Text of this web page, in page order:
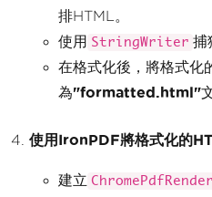
ileAsPdf(
        pdf
. SaveAs(
}
排HTML。
使用 StringWriter 捕
在格式化後，將格式化
為"formatted.html"
使用IronPDF將格式化的
建立